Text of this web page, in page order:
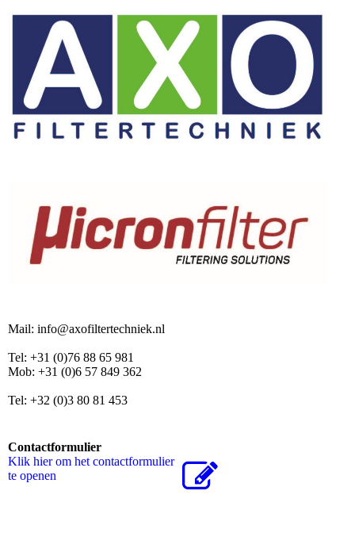
Mail: info@axofiltertechniek.nl
Tel: +31 (0)76 88 65 981
Mob: +31 (0)6 57 849 362
Tel: +32 (0)3 80 81 453
Contactformulier
Klik hier om het contactformulier
te openen